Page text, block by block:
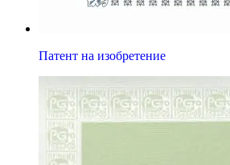
Патент на изобретение